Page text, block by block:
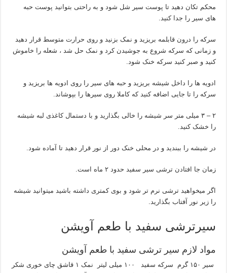
محکم تکان دهید تا پوست سیر شل شود و به راحتی بتوانید پوست حبه
های سیر را جدا کنید.
سرکه را درون قابلمه بریزید و نمک بزنید و روی حرارت متوسط قرار دهید
و زمانی که سرکه شروع به جوشیدن کرد و نمک حل شد ، شعله را خاموش
کنید و صبر کنید سرکه خنک شود.
ادویه ها را داخل شیشه بریزید و حبه های سیر را روی ادویه ها بریزید و
سرکه را تا جایی اضافه کنید که کاملا روی سیرها را بپوشاند.
۲ – ۳ میلی متر سر شیشه را خالی بگذارید و با دستمال کاغذی لبه شیشه
را خشک کنید.
در شیشه را ببندید و در محلی خنک دور از نور قرار دهید تا آماده شود.
زمان جا افتادن ترشی سیر سفید حدود ۲ ماه است.
اگر میخواهید ترشی نرم تر شود و بوی کمتری داشته باشید میتوانید شیشه
را زیر نور آفتاب بگذارید.
سیرترشی سفید با طعم آویشن
مواد لازم سیر ترشی سفید با طعم آویشن
سیر ۱۵۰ گرم سرکه سفید ۱۰۰ میلی لیتر نمک ۱ قاشق چای خوری شکر